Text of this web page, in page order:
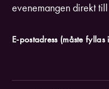
evenemangen direkt
E-postadress (måste fyllas